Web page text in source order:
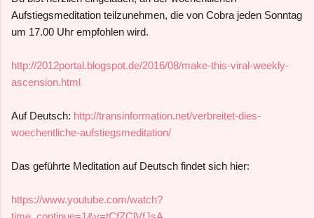
Aufstiegsmeditation teilzunehmen, die von Cobra jeden Sonntag
um 17.00 Uhr empfohlen wird.
http://2012portal.blogspot.de/2016/08/make-this-viral-weekly-
ascension.html
Auf Deutsch: http://transinformation.net/verbreitet-dies-
woechentliche-aufstiegsmeditation/
Das geführte Meditation auf Deutsch findet sich hier:
https://www.youtube.com/watch?